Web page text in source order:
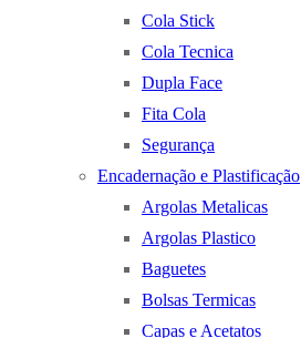
Cola Stick
Cola Tecnica
Dupla Face
Fita Cola
Segurança
Encadernação e Plastificação
Argolas Metalicas
Argolas Plastico
Baguetes
Bolsas Termicas
Capas e Acetatos